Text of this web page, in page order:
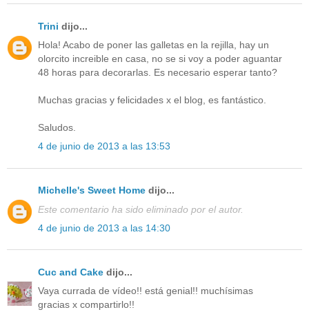
Trini dijo...
Hola! Acabo de poner las galletas en la rejilla, hay un
olorcito increible en casa, no se si voy a poder aguantar
48 horas para decorarlas. Es necesario esperar tanto?
Muchas gracias y felicidades x el blog, es fantástico.
Saludos.
4 de junio de 2013 a las 13:53
Michelle's Sweet Home dijo...
Este comentario ha sido eliminado por el autor.
4 de junio de 2013 a las 14:30
Cuc and Cake dijo...
Vaya currada de vídeo!! está genial!! muchísimas
gracias x compartirlo!!